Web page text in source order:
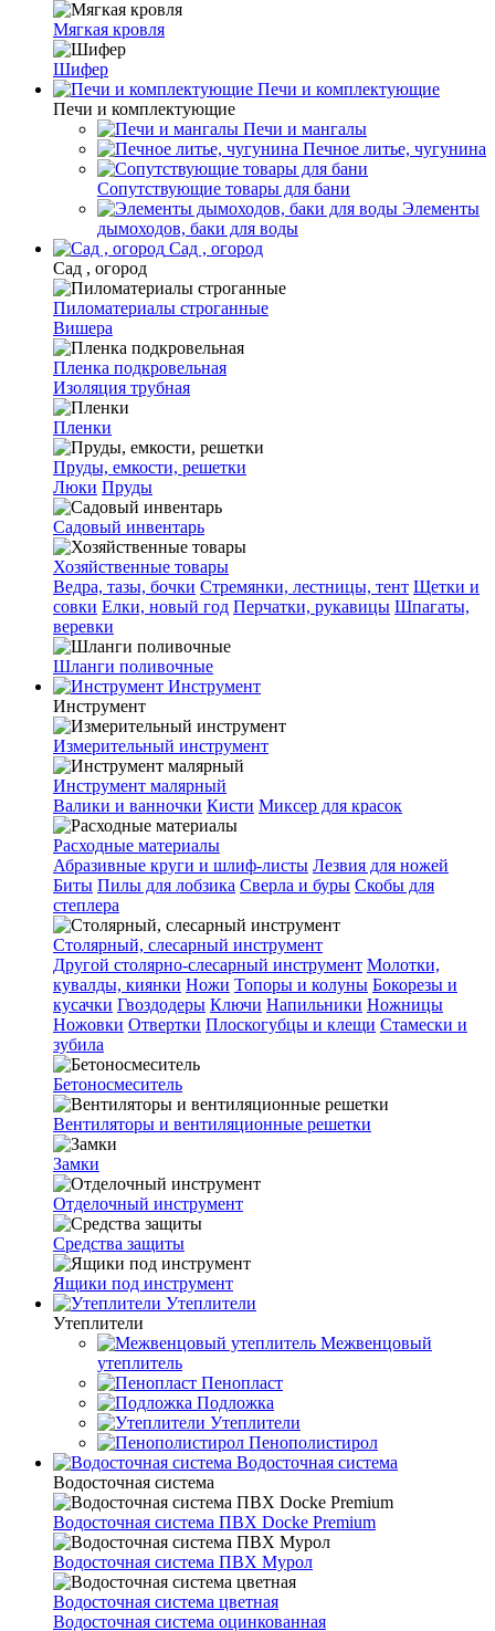
Мягкая кровля
Шифер
Печи и комплектующие
Печи и комплектующие
Печи и мангалы
Печное литье, чугунина
Сопутствующие товары для бани
Элементы
дымоходов, баки для воды
Сад , огород
Сад , огород
Пиломатериалы строганные
Вишера
Пленка подкровельная
Изоляция трубная
Пленки
Пруды, емкости, решетки
Люки Пруды
Садовый инвентарь
Хозяйственные товары
Ведра, тазы, бочки Стремянки, лестницы, тент Щетки и
совки Елки, новый год Перчатки, рукавицы Шпагаты,
веревки
Шланги поливочные
Инструмент
Инструмент
Измерительный инструмент
Инструмент малярный
Валики и ванночки Кисти Миксер для красок
Расходные материалы
Абразивные круги и шлиф-листы Лезвия для ножей
Биты Пилы для лобзика Сверла и буры Скобы для
степлера
Столярный, слесарный инструмент
Другой столярно-слесарный инструмент Молотки,
кувалды, киянки Ножи Топоры и колуны Бокорезы и
кусачки Гвоздодеры Ключи Напильники Ножницы
Ножовки Отвертки Плоскогубцы и клещи Стамески и
зубила
Бетоносмеситель
Вентиляторы и вентиляционные решетки
Замки
Отделочный инструмент
Средства защиты
Ящики под инструмент
Утеплители
Утеплители
Межвенцовый
утеплитель
Пенопласт
Подложка
Утеплители
Пенополистирол
Водосточная система
Водосточная система
Водосточная система ПВХ Docke Premium
Водосточная система ПВХ Мурол
Водосточная система цветная
Водосточная система оцинкованная